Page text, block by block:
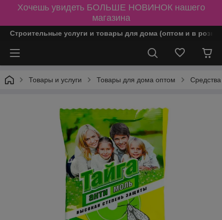
Хочешь увидеть БОЛЬШЕ НОВИНОК нашего
магазина
Строительные услуги и товары для дома (оптом и в
Товары и услуги Товары для дома оптом